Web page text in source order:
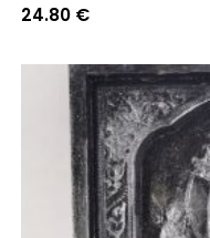
24.80 €